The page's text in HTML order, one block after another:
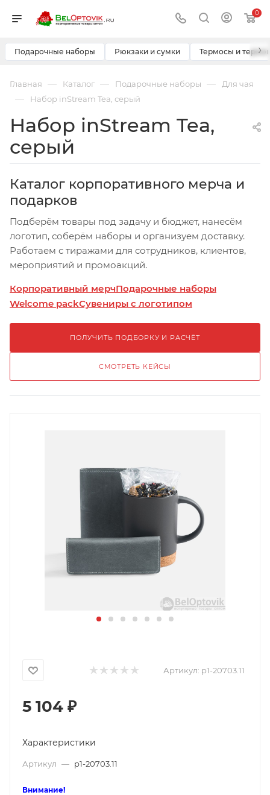
0
Подарочные наборы Рюкзаки и сумки Термосы и ›
Главная — Каталог — Подарочные наборы — Для чая
— Набор inStream Tea, серый
Набор inStream Tea,
серый
Каталог корпоративного мерча и
подарков
Подберём товары под задачу и бюджет, нанесём
логотип, соберём наборы и организуем доставку.
Работаем с тиражами для сотрудников, клиентов,
мероприятий и промоакций.
Корпоративный мерчПодарочные наборы
Welcome packСувениры с логотипом
ПОЛУЧИТЬ ПОДБОРКУ И РАСЧЁТ
СМОТРЕТЬ КЕЙСЫ
Артикул: p1-20703.11
5 104 ₽
Характеристики
Артикул — p1-20703.11
Внимание!